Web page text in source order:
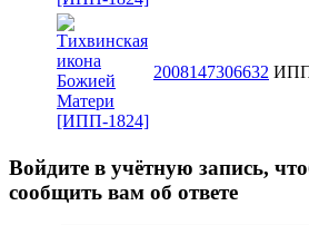
2008147306632
Войдите в учётную запись,
сообщить вам об ответе